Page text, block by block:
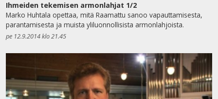
Ihmeiden tekemisen armonlahjat 1/2
Marko Huhtala opettaa, mitä Raamattu sanoo vapauttamisesta,
parantamisesta ja muista yliluonnollisista armonlahjoista.
pe 12.9.2014 klo 21.45